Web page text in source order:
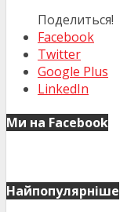
Поделиться!
Facebook
Twitter
Google Plus
LinkedIn
Ми на Facebook
Найпопулярніше